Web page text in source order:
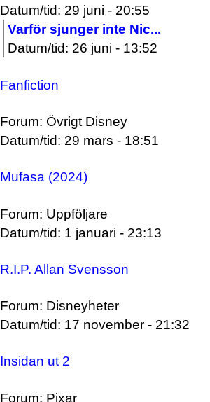
Datum/tid: 29 juni - 20:55
Varför sjunger inte Nic...
Datum/tid: 26 juni - 13:52
Fanfiction
Forum: Övrigt Disney
Datum/tid: 29 mars - 18:51
Mufasa (2024)
Forum: Uppföljare
Datum/tid: 1 januari - 23:13
R.I.P. Allan Svensson
Forum: Disneyheter
Datum/tid: 17 november - 21:32
Insidan ut 2
Forum: Pixar